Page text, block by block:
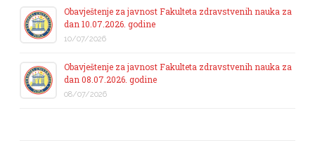
Obavještenje za javnost Fakulteta zdravstvenih nauka za
dan 10.07.2026. godine
10/07/2026
Obavještenje za javnost Fakulteta zdravstvenih nauka za
dan 08.07.2026. godine
08/07/2026